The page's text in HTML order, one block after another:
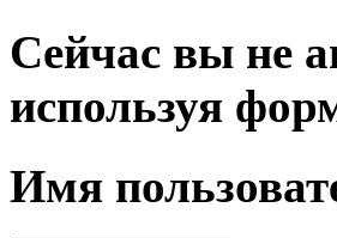
Сейчас вы не
используя
Имя